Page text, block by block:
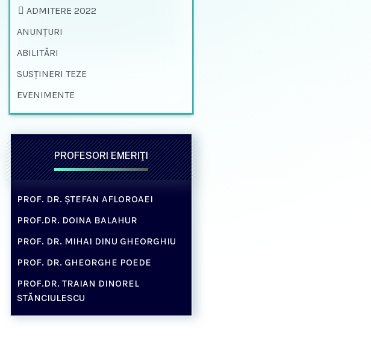
ADMITERE 2022
ANUNŢURI
ABILITĂRI
SUSŢINERI TEZE
EVENIMENTE
PROFESORI EMERIŢI
PROF. DR. ȘTEFAN AFLOROAEI
PROF.DR. DOINA BALAHUR
PROF. DR. MIHAI DINU GHEORGHIU
PROF. DR. GHEORGHE POEDE
PROF.DR. TRAIAN DINOREL
STĂNCIULESCU